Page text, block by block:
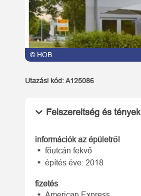
© HOB
Utazási kód:A125086
Felszereltség és tények
információk az épületről
főutcán fekvő
építés éve: 2018
fizetés